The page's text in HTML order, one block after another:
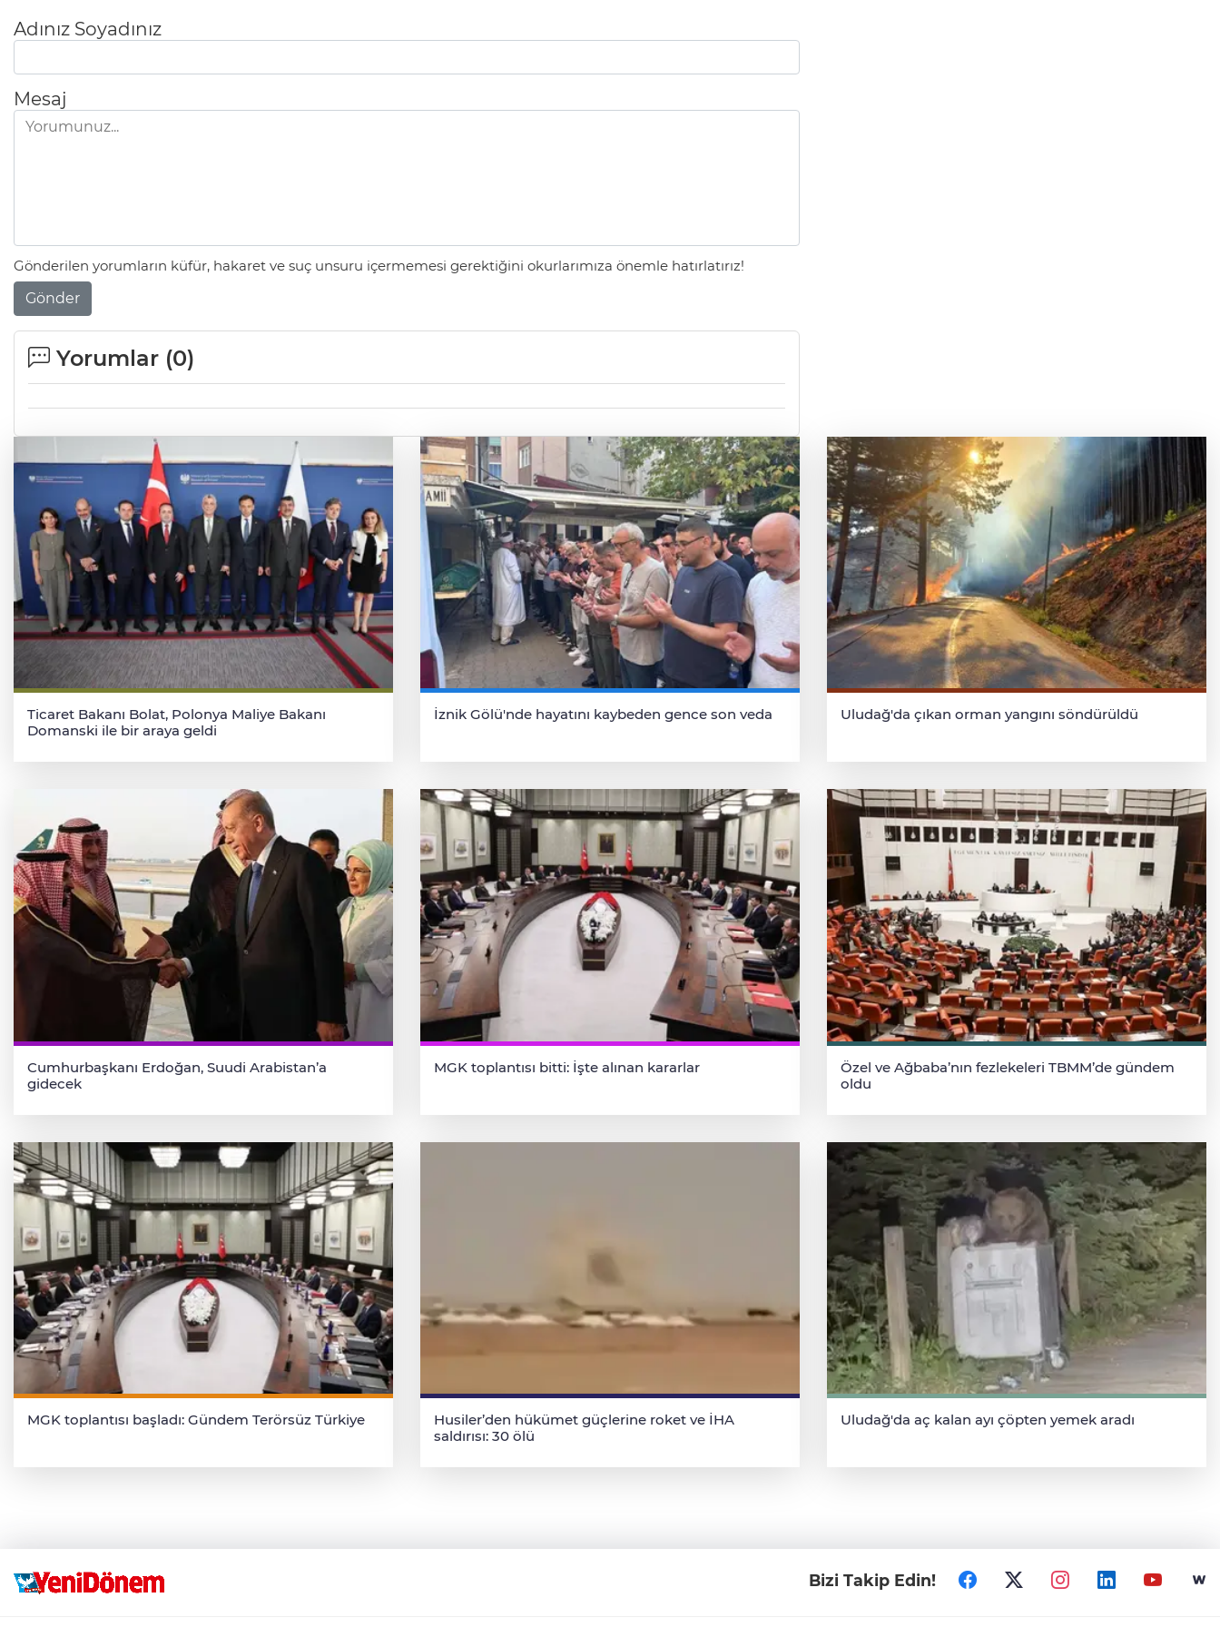
Adınız Soyadınız
Mesaj
Gönderilen yorumların küfür, hakaret ve suç unsuru içermemesi gerektiğini okurlarımıza önemle hatırlatırız!
Gönder
Yorumlar (0)
Ticaret Bakanı Bolat, Polonya Maliye Bakanı
Domanski ile bir araya geldi
İznik Gölü'nde hayatını kaybeden gence son veda Uludağ'da çıkan orman yangını söndürüldü
Cumhurbaşkanı Erdoğan, Suudi Arabistan’a
gidecek
MGK toplantısı bitti: İşte alınan kararlar
Özel ve Ağbaba’nın fezlekeleri TBMM’de gündem
oldu
MGK toplantısı başladı: Gündem Terörsüz Türkiye
Husiler’den hükümet güçlerine roket ve İHA
saldırısı: 30 ölü
Uludağ'da aç kalan ayı çöpten yemek aradı
Bizi Takip Edin!